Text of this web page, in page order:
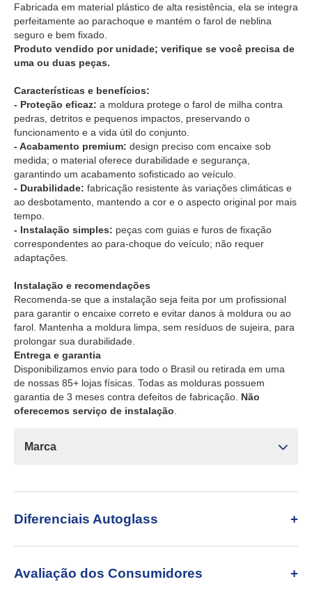
Fabricada em material plástico de alta resistência, ela se integra
perfeitamente ao parachoque e mantém o farol de neblina
seguro e bem fixado.
Produto vendido por unidade; verifique se você precisa de
uma ou duas peças.
Características e benefícios:
- Proteção eficaz: a moldura protege o farol de milha contra
pedras, detritos e pequenos impactos, preservando o
funcionamento e a vida útil do conjunto.
- Acabamento premium: design preciso com encaixe sob
medida; o material oferece durabilidade e segurança,
garantindo um acabamento sofisticado ao veículo.
- Durabilidade: fabricação resistente às variações climáticas e
ao desbotamento, mantendo a cor e o aspecto original por mais
tempo.
- Instalação simples: peças com guias e furos de fixação
correspondentes ao para-choque do veículo; não requer
adaptações.
Instalação e recomendações
Recomenda-se que a instalação seja feita por um profissional
para garantir o encaixe correto e evitar danos à moldura ou ao
farol. Mantenha a moldura limpa, sem resíduos de sujeira, para
prolongar sua durabilidade.
Entrega e garantia
Disponibilizamos envio para todo o Brasil ou retirada em uma
de nossas 85+ lojas físicas. Todas as molduras possuem
garantia de 3 meses contra defeitos de fabricação. Não
oferecemos serviço de instalação
Marca
Diferenciais Autoglass
Avaliação dos Consumidores